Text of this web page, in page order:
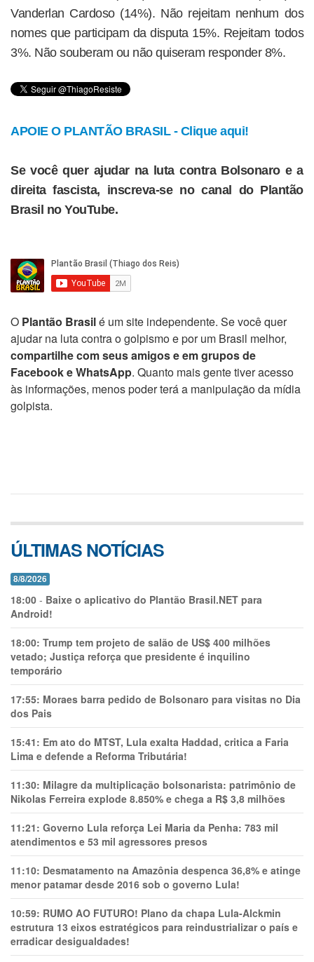
Vanderlan Cardoso (14%). Não rejeitam nenhum dos
nomes que participam da disputa 15%. Rejeitam todos
3%. Não souberam ou não quiseram responder 8%.
APOIE O PLANTÃO BRASIL - Clique aqui!
Se você quer ajudar na luta contra Bolsonaro e a
direita fascista, inscreva-se no canal do Plantão
Brasil no YouTube.
O Plantão Brasilé um site independente. Se você quer
ajudar na luta contra o golpismo e por um Brasil melhor,
compartilhe com seus amigos e em grupos de
Facebook e WhatsApp. Quanto mais gente tiver acesso
às informações, menos poder terá a manipulação da mídia
golpista.
ÚLTIMAS NOTÍCIAS
8/8/2026
18:00 - Baixe o aplicativo do Plantão Brasil.NET para
Android!
18:00: Trump tem projeto de salão de US$ 400 milhões
vetado; Justiça reforça que presidente é inquilino
temporário
17:55: Moraes barra pedido de Bolsonaro para visitas no Dia
dos Pais
15:41: Em ato do MTST, Lula exalta Haddad, critica a Faria
Lima e defende a Reforma Tributária!
11:30: Milagre da multiplicação bolsonarista: patrimônio de
Nikolas Ferreira explode 8.850% e chega a R$ 3,8 milhões
11:21: Governo Lula reforça Lei Maria da Penha: 783 mil
atendimentos e 53 mil agressores presos
11:10: Desmatamento na Amazônia despenca 36,8% e atinge
menor patamar desde 2016 sob o governo Lula!
10:59: RUMO AO FUTURO! Plano da chapa Lula-Alckmin
estrutura 13 eixos estratégicos para reindustrializar o país e
erradicar desigualdades!